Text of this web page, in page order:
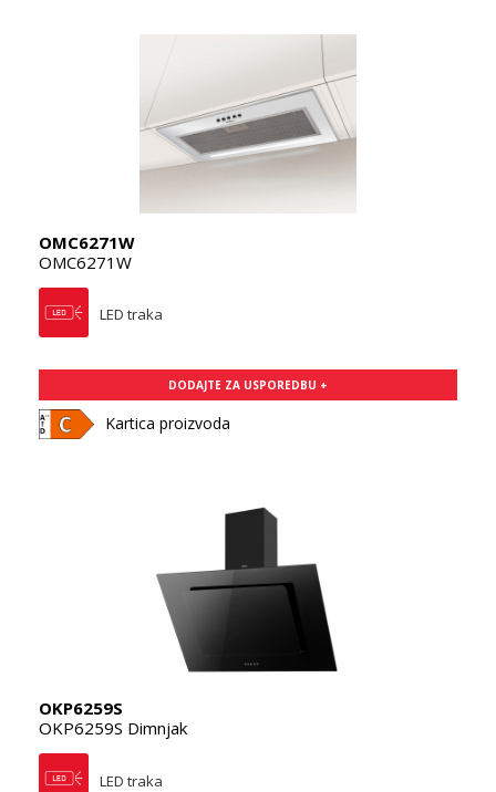
OMC6271W
OMC6271W
LED traka
DODAJTE ZA USPOREDBU +
Kartica proizvoda
OKP6259S
OKP6259S Dimnjak
LED traka